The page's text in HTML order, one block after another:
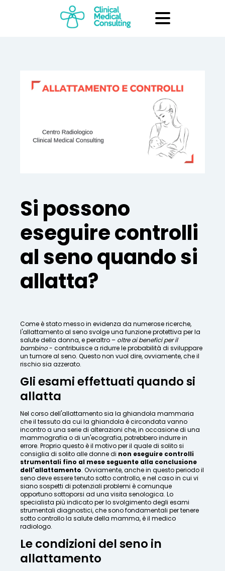
Si possono
eseguire controlli
al seno quando si
allatta?
Come è stato messo in evidenza da numerose ricerche,
l'allattamento al seno svolge una funzione protettiva per la
salute della donna, e peraltro – oltre ai benefici per il
bambino- contribuisce a ridurre le probabilità di sviluppare
un tumore al seno. Questo non vuol dire, ovviamente, che il
rischio sia azzerato.
Gli esami effettuati quando si
allatta
Nel corso dell'allattamento sia la ghiandola mammaria
che il tessuto da cui la ghiandola è circondata vanno
incontro a una serie di alterazioni che, in occasione di una
mammografia o di un'ecografia, potrebbero indurre in
errore. Proprio questo è il motivo per il quale di solito si
consiglia di solito alle donne di non eseguire controlli
strumentali fino al mese seguente alla conclusione
dell'allattamento. Ovviamente, anche in questo periodo il
seno deve essere tenuto sotto controllo, e nel caso in cui vi
siano sospetti di potenziali problemi è comunque
opportuno sottoporsi ad una visita senologica. Lo
specialista più indicato per lo svolgimento degli esami
strumentali diagnostici, che sono fondamentali per tenere
sotto controllo la salute della mamma, è il medico
radiologo.
Le condizioni del seno in
allattamento